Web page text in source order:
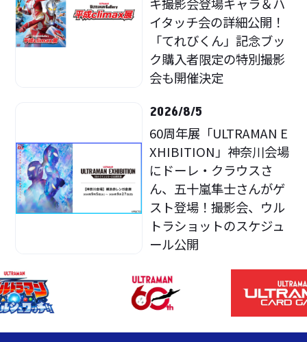
キ撮影会登場キャラ＆ハ
イタッチ会の詳細公開！
「てれびくん」記念ブッ
ク購入者限定の特別撮影
会も開催決定
2026/8/5
60周年展「ULTRAMAN E
XHIBITION」神奈川会場
にドーレ・クラウスさ
ん、五十嵐隼士さんがゲ
スト登場！撮影会、ウル
トラショットのスケジュ
ール公開